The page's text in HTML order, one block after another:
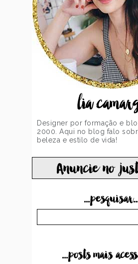
lia
Designer por formação e
2000. Aqui no blog falo
beleza e estilo de vida!
Anuncie no
...posts mais